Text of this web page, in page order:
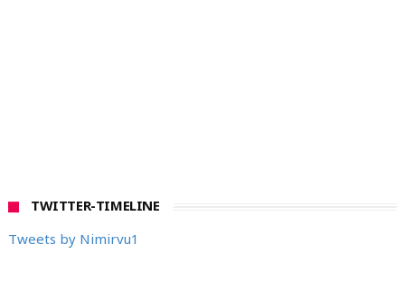
TWITTER-TIMELINE
Tweets by Nimirvu1